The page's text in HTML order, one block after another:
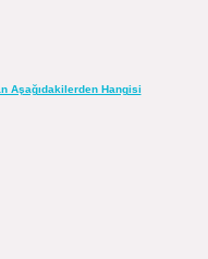
Aşağıdakilerden Hangisi